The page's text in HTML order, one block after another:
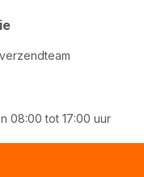
08:00 tot 17:00 uur